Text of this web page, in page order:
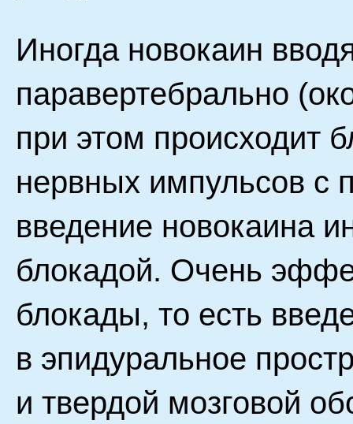
Иногда новокаин
паравертебрально
при этом происходит
нервных импульсов с
введение новокаина
блокадой. Очень
блокады, то есть
в эпидуральное
и твердой мозговой